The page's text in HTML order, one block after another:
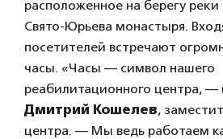
расположенное на берегу реки
Свято-Юрьева монастыря.
посетителей встречают
часы. «Часы — символ нашего
реабилитационного центра, —
Дмитрий Кошелев,
центра. — Мы ведь работаем